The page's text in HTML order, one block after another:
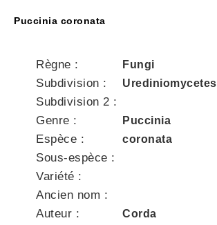
Puccinia coronata
Règne : Fungi
Subdivision : Urediniomycetes
Subdivision 2 :
Genre :
Puccinia
Espèce : coronata
Sous-espèce :
Variété :
Ancien nom :
Auteur :
Corda